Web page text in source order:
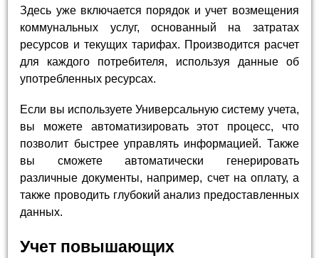
Здесь уже включается порядок и учет возмещения
коммунальных услуг, основанный на затратах
ресурсов и текущих тарифах. Производится расчет
для каждого потребителя, используя данные об
употребленных ресурсах.
Если вы используете Универсальную систему учета,
вы можете автоматизировать этот процесс, что
позволит быстрее управлять информацией. Также
вы сможете автоматически генерировать
различные документы, например, счет на оплату, а
также проводить глубокий анализ предоставленных
данных.
Учет повышающих